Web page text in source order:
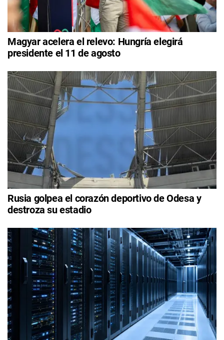
Magyar acelera el relevo: Hungría elegirá
presidente el 11 de agosto
Rusia golpea el corazón deportivo de Odesa y
destroza su estadio